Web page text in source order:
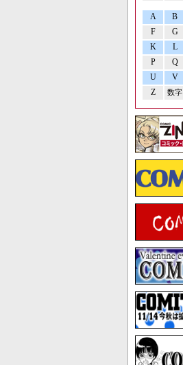
A B
F
G
K
L
P
Q
U
V
Z
数字